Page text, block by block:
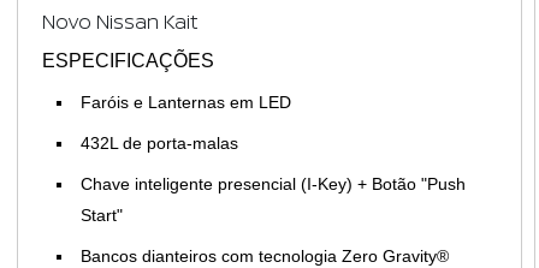
Novo Nissan Kait
ESPECIFICAÇÕES
Faróis e Lanternas em LED
432L de porta-malas
Chave inteligente presencial (I-Key) + Botão "Push
Start"
Bancos dianteiros com tecnologia Zero Gravity®